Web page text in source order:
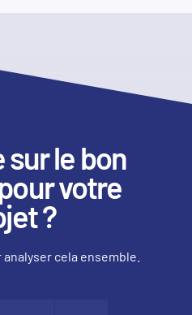
sur le bon
votre
?
cela ensemble.